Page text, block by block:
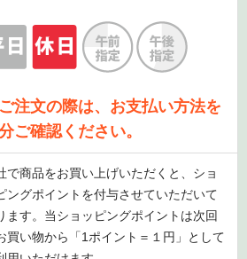
注文の際は、お支払い方法を
ご確認ください。
で商品をお買い上げいただくと、ショ
ングポイントを付与させていただいて
ます。当ショッピングポイントは次回
買い物から「1ポイント＝１円」として